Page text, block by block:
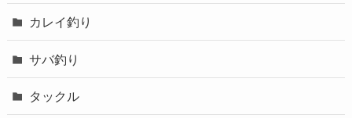
カレイ釣り
サバ釣り
タックル